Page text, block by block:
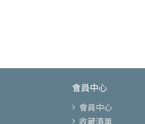
會員中心
會員中心
收藏清單